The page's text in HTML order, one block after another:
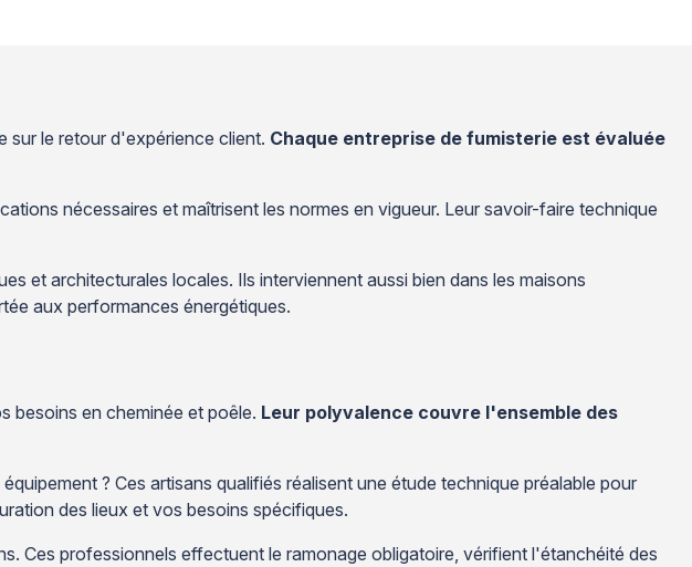
sur le retour d'expérience client. Chaque entreprise de fumisterie est évaluée
nécessaires et maîtrisent les normes en vigueur. Leur savoir-faire technique
et architecturales locales. Ils interviennent aussi bien dans les maisons
aux performances énergétiques.
besoins en cheminée et poêle. Leur polyvalence couvre l'ensemble des
? Ces artisans qualifiés réalisent une étude technique préalable pour
des lieux et vos besoins spécifiques.
Ces professionnels effectuent le ramonage obligatoire, vérifient l'étanchéité des